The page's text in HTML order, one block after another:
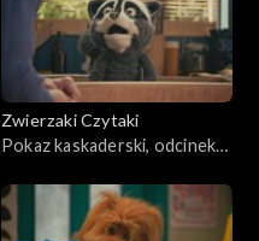
Zwierzaki Czytaki
Pokaz kaskaderski, odcinek